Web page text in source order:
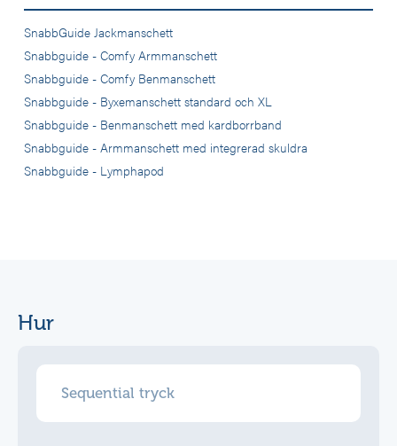
SnabbGuide Jackmanschett
Snabbguide - Comfy Armmanschett
Snabbguide - Comfy Benmanschett
Snabbguide - Byxemanschett standard och XL
Snabbguide - Benmanschett med kardborrband
Snabbguide - Armmanschett med integrerad skuldra
Snabbguide - Lymphapod
Hur
Sequential tryck